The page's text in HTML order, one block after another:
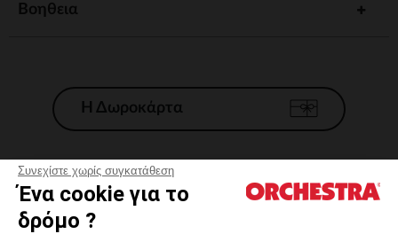
Συνεχίστε χωρίς συγκατάθεση
Ένα cookie για το
δρόμο ?
Βοηθεια
Η Δωροκάρτα
Γενικοί 'Οροι Πώλησης